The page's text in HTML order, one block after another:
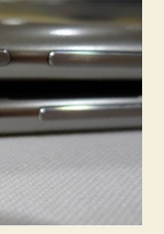
–
Dünyanın
En
İnce
Tabletleri
için